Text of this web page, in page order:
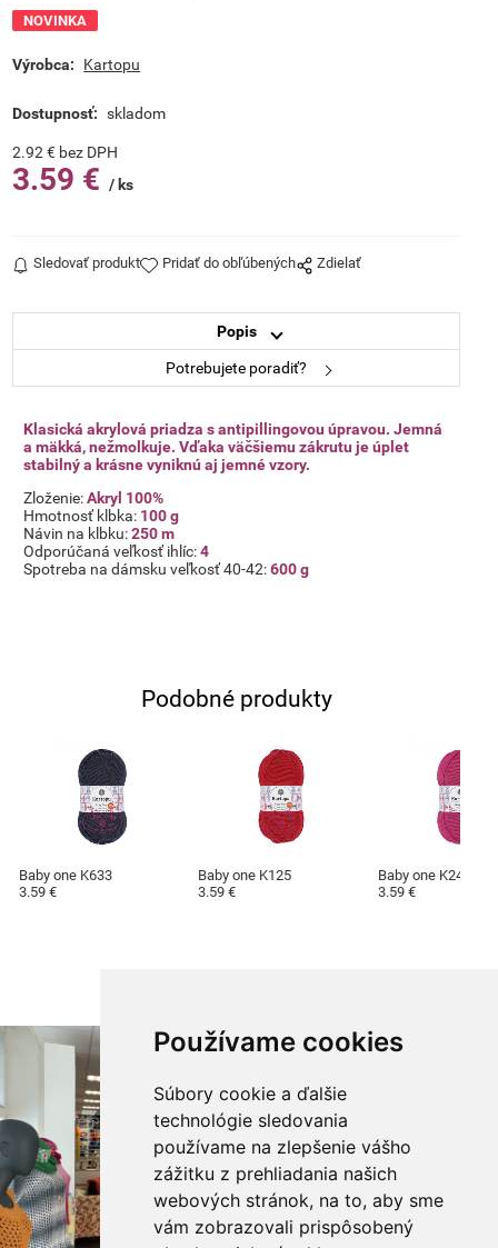
Používame cookies
Súbory cookie a ďalšie
technológie sledovania
používame na zlepšenie vášho
zážitku z prehliadania našich
webových stránok, na to, aby sme
vám zobrazovali prispôsobený
NOVINKA
Výrobca: Kartopu
Dostupnosť: skladom
2.92 € bez DPH
3.59 € ks
Sledovať produkt Pridať do obľúbených Zdielať
Popis
Potrebujete poradiť?
Klasická akrylová priadza s antipillingovou úpravou. Jemná
a mäkká, nežmolkuje. Vďaka väčšiemu zákrutu je úplet
stabilný a krásne vyniknú aj jemné vzory.
Zloženie:Akryl 100%
Hmotnosť klbka: 100 g
Návin na klbku:250 m
Odporúčaná veľkosť ihlíc:4
Spotreba na dámsku veľkosť 40-42:600 g
Podobné produkty
Baby one K633
3.59 €
Baby one K125
3.59 €
Baby one K245
3.59 €